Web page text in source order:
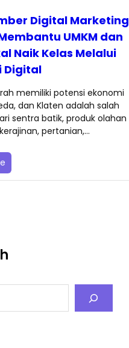
Digital Marketing
UMKM dan
Naik Kelas Melalui
Digital
memiliki potensi ekonomi
dan Klaten adalah salah
sentra batik, produk olahan
pertanian,…